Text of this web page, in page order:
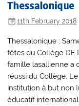
Thessalonique
11th February 2018
Thessalonique :
fêtes du Collège DE
famille lasallienne a
réussi du Collège.
institution à but non
éducatif